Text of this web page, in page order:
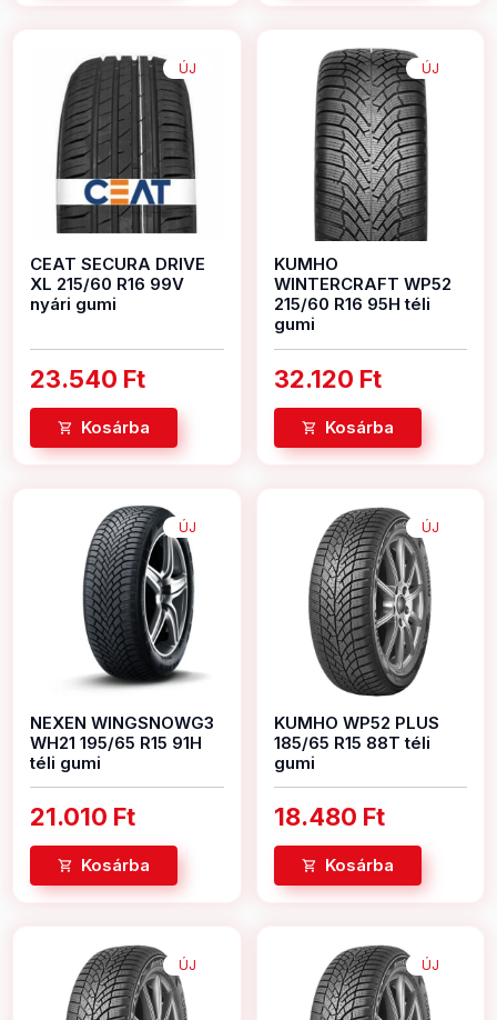
ÚJ
CEAT SECURA DRIVE
XL 215/60 R16 99V
nyári gumi
23.540 Ft
Kosárba
ÚJ
KUMHO
WINTERCRAFT WP52
215/60 R16 95H téli
gumi
32.120 Ft
Kosárba
ÚJ
NEXEN WINGSNOWG3
WH21 195/65 R15 91H
téli gumi
21.010 Ft
Kosárba
ÚJ
KUMHO WP52 PLUS
185/65 R15 88T téli
gumi
18.480 Ft
Kosárba
ÚJ ÚJ